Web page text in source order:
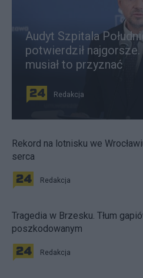
Audyt Szpitala
potwierdził
musiał to przyznać
Redakcja
Rekord na lotnisku we
serca
Redakcja
Tragedia w Brzesku. Tłum
poszkodowanym
Redakcja